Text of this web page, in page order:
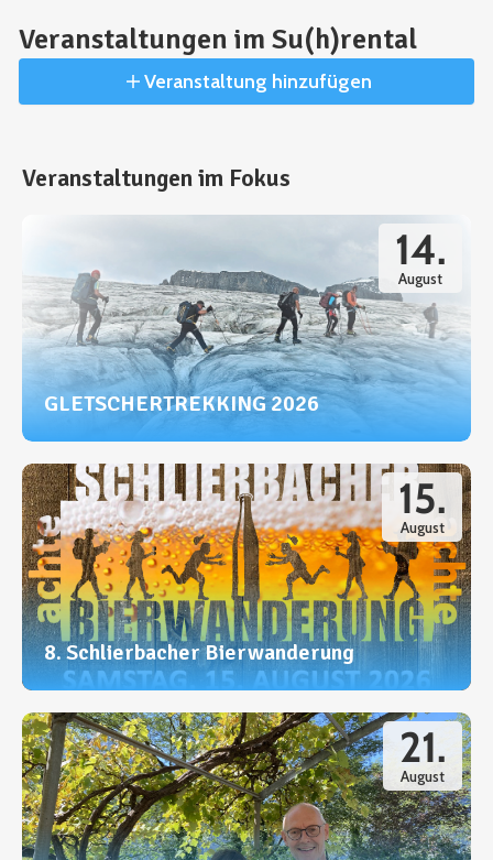
Veranstaltungen im Su(h)rental
Veranstaltung hinzufügen
Veranstaltungen im Fokus
14.
August
GLETSCHERTREKKING 2026
15.
August
8. Schlierbacher Bierwanderung
21.
August